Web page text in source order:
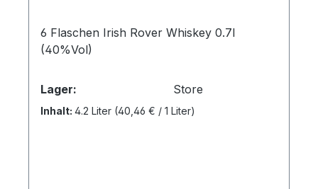
6 Flaschen Irish Rover Whiskey 0.7l
(40%Vol)
Lager: Store
Inhalt: 4.2 Liter (40,46 € / 1 Liter)